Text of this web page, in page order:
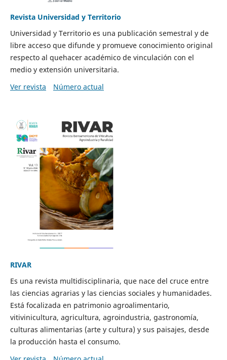
Revista Universidad y Territorio
Universidad y Territorio es una publicación semestral y de
libre acceso que difunde y promueve conocimiento original
respecto al quehacer académico de vinculación con el
medio y extensión universitaria.
Ver revista
Número actual
RIVAR
Es una revista multidisciplinaria, que nace del cruce entre
las ciencias agrarias y las ciencias sociales y humanidades.
Está focalizada en patrimonio agroalimentario,
vitivinicultura, agricultura, agroindustria, gastronomía,
culturas alimentarias (arte y cultura) y sus paisajes, desde
la producción hasta el consumo.